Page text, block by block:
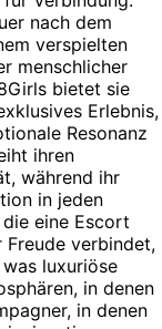
nach dem
verspielten
menschlicher
bietet sie
Erlebnis,
Resonanz
ihren
während ihr
in jeden
eine Escort
Freude verbindet,
luxuriöse
in denen
in denen